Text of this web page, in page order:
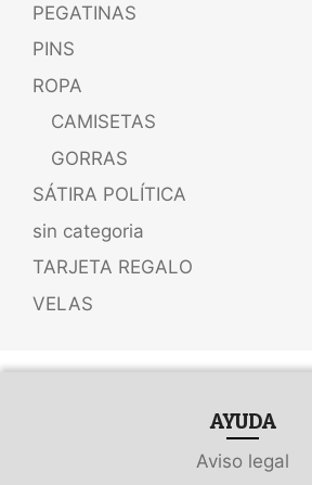
PEGATINAS
PINS
ROPA
CAMISETAS
GORRAS
SÁTIRA POLÍTICA
sin categoria
TARJETA REGALO
VELAS
AYUDA
Aviso legal